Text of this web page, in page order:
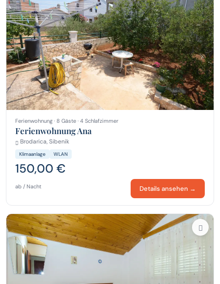
Ferienwohnung · 8 Gäste · 4 Schlafzimmer
Ferienwohnung Ana
Brodarica, Sibenik
Klimaanlage WLAN
150,00 €
ab / Nacht Details ansehen →